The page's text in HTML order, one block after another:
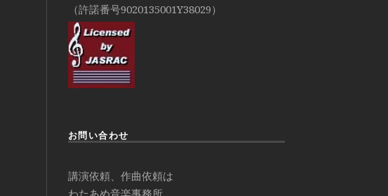
（許諾番号9020135001Y38029）
お問い合わせ
講演依頼、作曲依頼は